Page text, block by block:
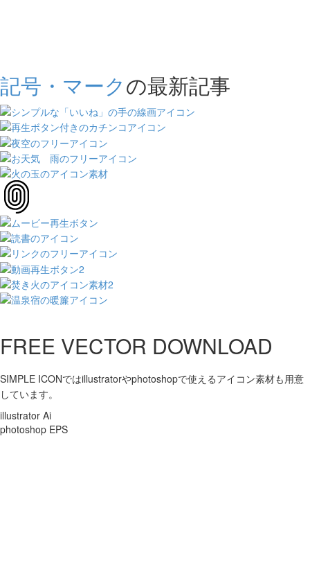
記号・マークの最新記事
FREE VECTOR DOWNLOAD
SIMPLE ICONではillustratorやphotoshopで使えるアイコン素材も用意
しています。
illustrator Ai
photoshop EPS